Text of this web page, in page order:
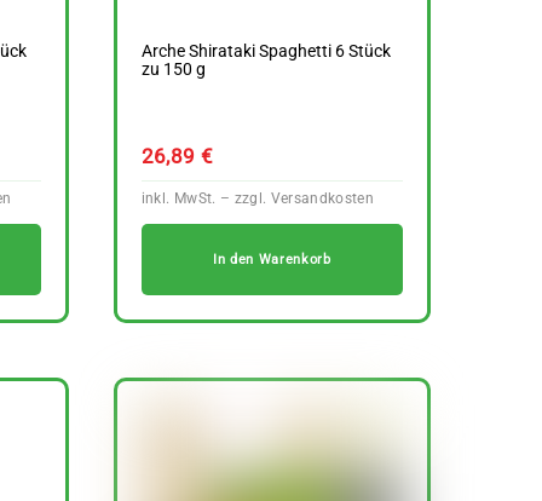
Arche Shirataki Spaghetti 6 Stück
zu 150 g
26,89 €
In den Warenkorb